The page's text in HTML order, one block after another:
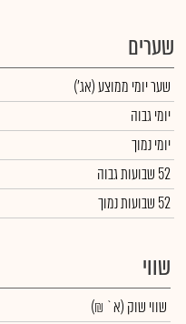
שערים
שער יומי ממוצע(אג')
יומי גבוה
יומי נמוך
52 שבועות גבוה
52 שבועות נמוך
שווי
שווי שוק (א` ₪)